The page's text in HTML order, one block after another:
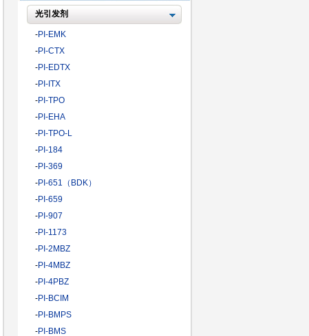
光引发剂
-PI-EMK
-PI-CTX
-PI-EDTX
-PI-ITX
-PI-TPO
-PI-EHA
-PI-TPO-L
-PI-184
-PI-369
-PI-651（BDK）
-PI-659
-PI-907
-PI-1173
-PI-2MBZ
-PI-4MBZ
-PI-4PBZ
-PI-BCIM
-PI-BMPS
-PI-BMS